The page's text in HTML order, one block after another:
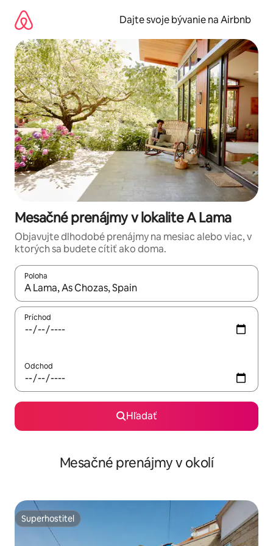
obsah.
Dajte svoje bývanie na Airbnb
Mesačné prenájmy v lokalite A Lama
Objavujte dlhodobé prenájmy na mesiac alebo viac, v
ktorých sa budete cítiť ako doma.
Poloha
Keď budú výsledky k dispozícii, môžete si ich prechádzať
Príchod
Odchod
Hľadať
Mesačné prenájmy v okolí
Superhostiteľ
Superhostiteľ